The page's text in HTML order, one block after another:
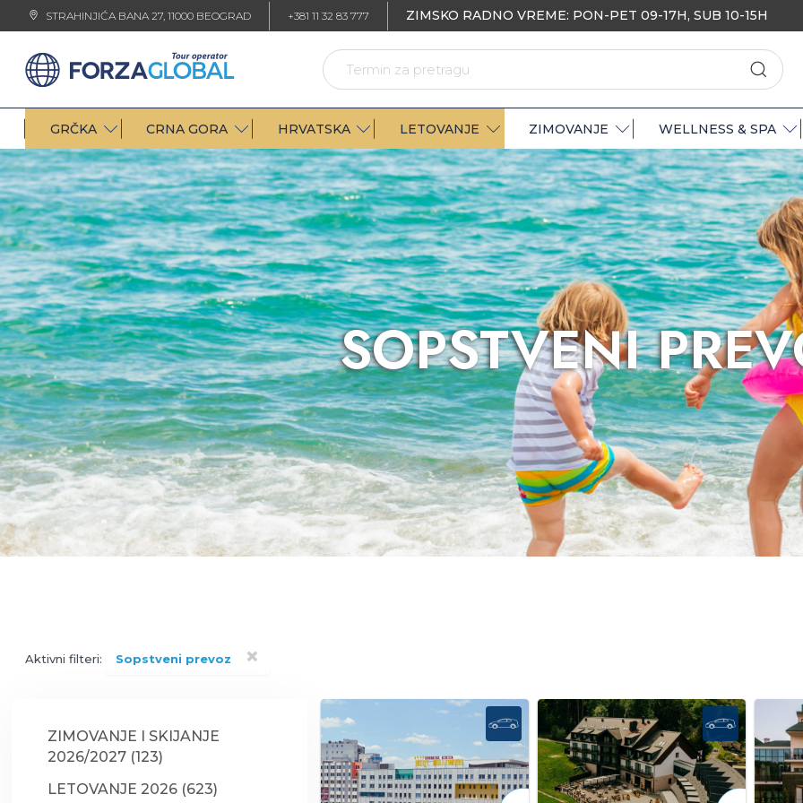
STRAHINJIĆA BANA 27, 11000 BEOGRAD +381 11 32 83 777 ZIMSKO RADNO VREME: PON-PET 09-17H, SUB 10-15H
GRČKA CRNA GORA HRVATSKA LETOVANJE ZIMOVANJE WELLNESS & SPA
SOPSTVENI
Aktivni filteri: ×
Sopstveni prevoz
ZIMOVANJE I SKIJANJE
2026/2027 (123)
LETOVANJE 2026 (623)